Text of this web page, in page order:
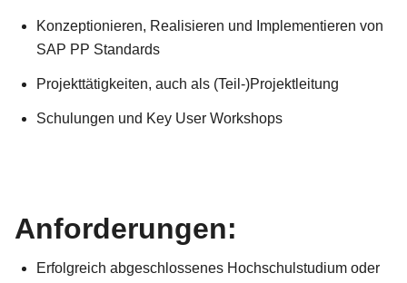
Konzeptionieren, Realisieren und Implementieren von
SAP PP Standards
Projekttätigkeiten, auch als (Teil-)Projektleitung
Schulungen und Key User Workshops
Anforderungen:
Erfolgreich abgeschlossenes Hochschulstudium oder